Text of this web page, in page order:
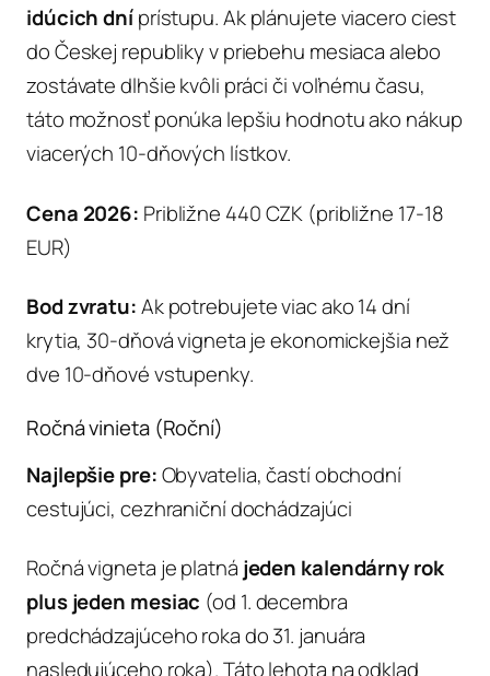
idúcich dníprístupu. Ak plánujete viacero ciest
do Českej republiky v priebehu mesiaca alebo
zostávate dlhšie kvôli práci či voľnému času,
táto možnosť ponúka lepšiu hodnotu ako nákup
viacerých 10-dňových lístkov.
Cena 2026: Približne 440 CZK (približne 17-18
EUR)
Bod zvratu:Ak potrebujete viac ako 14 dní
krytia, 30-dňová vigneta je ekonomickejšia než
dve 10-dňové vstupenky.
Ročná vinieta (Roční)
Najlepšie pre:Obyvatelia, častí obchodní
cestujúci, cezhraniční dochádzajúci
Ročná vigneta je platná jeden kalendárny rok
plus jeden mesiac (od 1. decembra
predchádzajúceho roka do 31. januára
nasledujúceho roka). Táto lehota na odklad